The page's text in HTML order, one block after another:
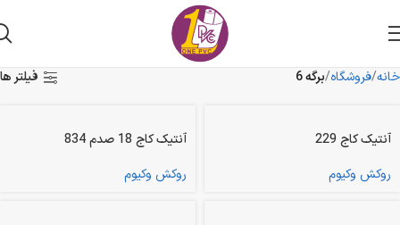
خانه فروشگاه برگه 6 فیلتر ها
آنتیک کاج 229
روکش وکیوم
آنتیک کاج 18 صدم 834
روکش وکیوم